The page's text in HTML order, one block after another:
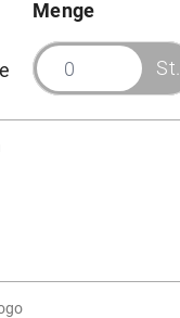
Menge
St.